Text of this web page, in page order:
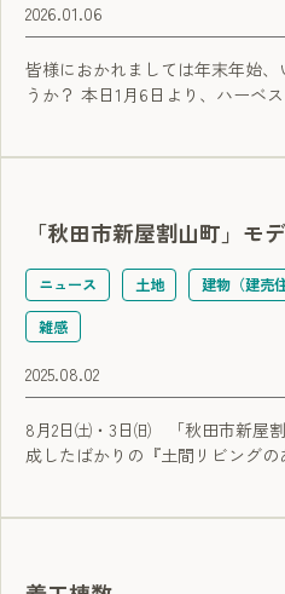
2026.01.06
皆様におかれましては年末年始
うか？ 本日1月6日より、ハーベ
「秋田市新屋割山町」モ
ニュース 土地 建物（建売
雑感
2025.08.02
8月2日㈯・3日㈰ 「秋田市新屋
成したばかりの『土間リビング